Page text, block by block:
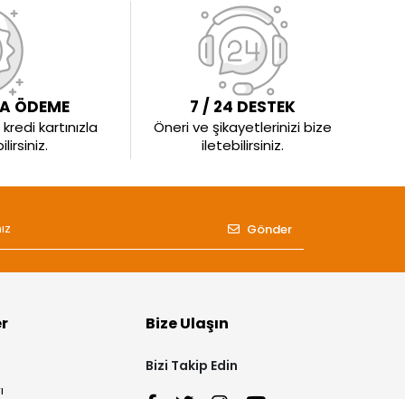
ÖDEME
kartınızla
7 / 24 DESTEK
Öneri ve şikayetlerinizi bize
iletebilirsiniz.
Gönder
Bize Ulaşın
Bizi Takip Edin